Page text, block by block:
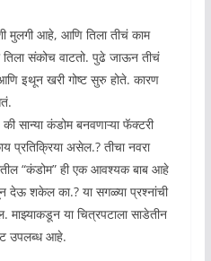
मुलगी आहे, आणि तिला तीचं काम
संकोच वाटतो. पुढे जाऊन तीचं
इथून खरी गोष्ट सुरु होते. कारण
सान्या कंडोम बनवणाऱ्या फॅक्टरी
प्रतिक्रिया असेल.? तीचा नवरा
“कंडोम” ही एक आवश्यक बाब आहे
देऊ शकेल का.? या सगळ्या प्रश्नांची
माझ्याकडून या चित्रपटाला साडेतीन
उपलब्ध आहे.